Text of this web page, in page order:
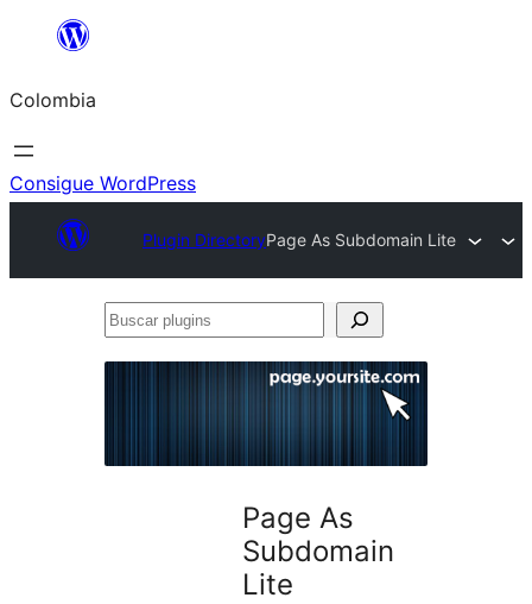
Saltar
contenido
Colombia
Consigue WordPress
Plugin DirectoryPage As Subdomain Lite
Buscar
Page As
Subdomain
Lite